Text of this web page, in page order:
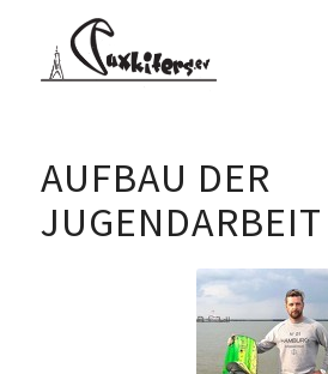
AUFBAU DER
JUGENDARBEIT